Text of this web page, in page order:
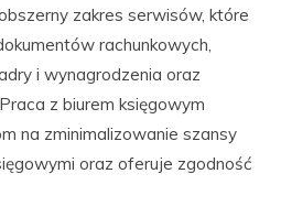
zakres serwisów, które
rachunkowych,
i wynagrodzenia oraz
z biurem księgowym
na zminimalizowanie szansy
oraz oferuje zgodność